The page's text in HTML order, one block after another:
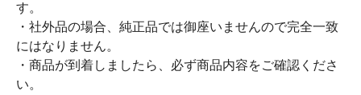
す。
・社外品の場合、純正品では御座いませんので完全一致
にはなりません。
・商品が到着しましたら、必ず商品内容をご確認くださ
い。